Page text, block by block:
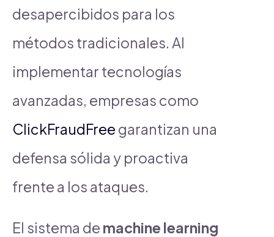
desapercibidos para los
métodos tradicionales. Al
implementar tecnologías
avanzadas, empresas como
ClickFraudFree garantizan una
defensa sólida y proactiva
frente a los ataques.
El sistema de machine learning